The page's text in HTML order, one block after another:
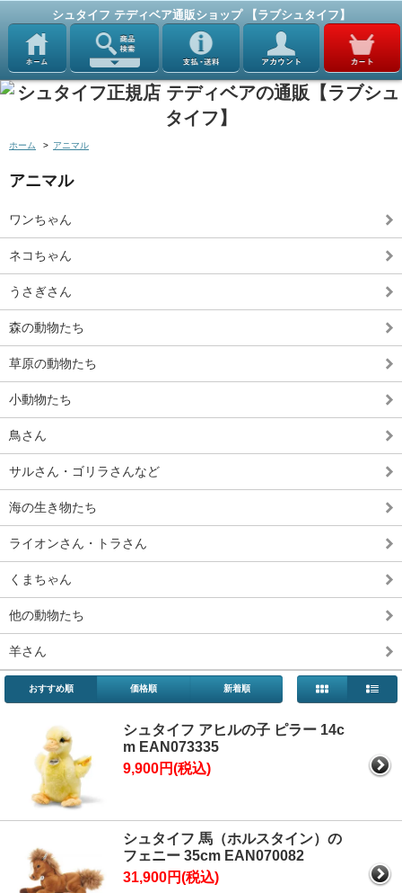
シュタイフ テディベア通販ショップ 【ラブシュタイフ】
ホーム > アニマル
アニマル
ワンちゃん
ネコちゃん
うさぎさん
森の動物たち
草原の動物たち
小動物たち
鳥さん
サルさん・ゴリラさんなど
海の生き物たち
ライオンさん・トラさん
くまちゃん
他の動物たち
羊さん
おすすめ順 価格順 新着順
シュタイフ アヒルの子 ピラー 14c
m EAN073335
9,900円(税込)
シュタイフ 馬（ホルスタイン）の
フェニー 35cm EAN070082
31,900円(税込)